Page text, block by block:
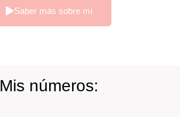
Saber más sobre mí
Mis números: